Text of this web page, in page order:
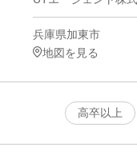
兵庫県加東市
地図を見る
高卒以上